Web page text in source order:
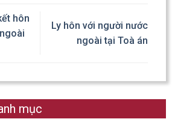
hôn
Ly hôn với người nước
ngoài tại Toà án
mục